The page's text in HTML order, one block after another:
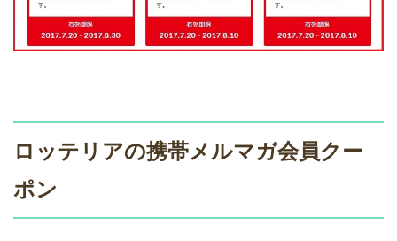
ロッテリアの携帯メルマガ会員クー
ポン